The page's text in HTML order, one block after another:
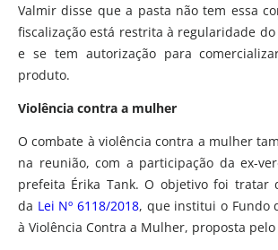
Valmir disse que a pasta não tem essa
fiscalização está restrita à regularidade
e se tem autorização para
produto.
Violência contra a mulher
O combate à violência contra a mulher
na reunião, com a participação da ex-
prefeita Érika Tank. O objetivo foi tratar
da Lei Nº 6118/2018, que institui o Fundo
à Violência Contra a Mulher, proposta pelo